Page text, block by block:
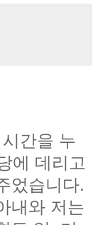
간을 누
에 데리고
었습니다.
내와 저는